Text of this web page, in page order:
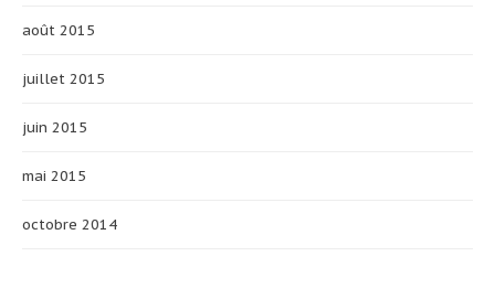
août 2015
juillet 2015
juin 2015
mai 2015
octobre 2014